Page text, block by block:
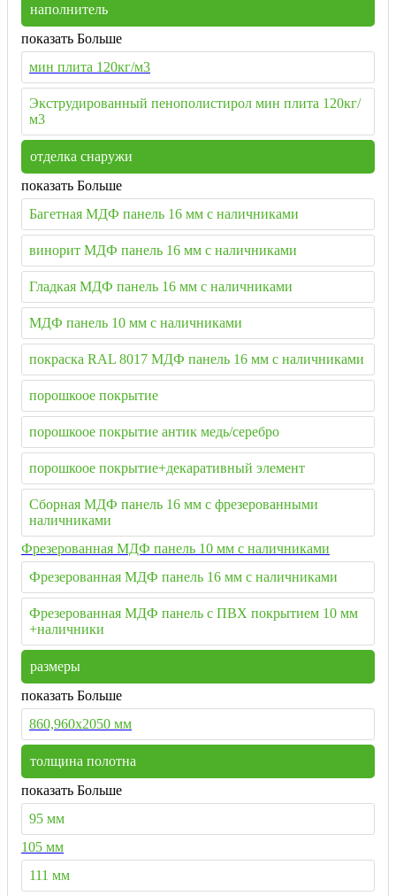
наполнитель
показать Больше
мин плита 120кг/м3
Экструдированный пенополистирол мин плита 120кг/
м3
отделка снаружи
показать Больше
Багетная МДФ панель 16 мм с наличниками
винорит МДФ панель 16 мм с наличниками
Гладкая МДФ панель 16 мм с наличниками
МДФ панель 10 мм с наличниками
покраска RAL 8017 МДФ панель 16 мм с наличниками
порошкоое покрытие
порошкоое покрытие антик медь/серебро
порошкоое покрытие+декаративный элемент
Сборная МДФ панель 16 мм с фрезерованными
наличниками
Фрезерованная МДФ панель 10 мм с наличниками
Фрезерованная МДФ панель 16 мм с наличниками
Фрезерованная МДФ панель с ПВХ покрытием 10 мм
+наличники
размеры
показать Больше
860,960х2050 мм
толщина полотна
показать Больше
95 мм
105 мм
111 мм